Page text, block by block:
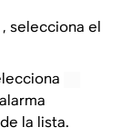
, selecciona el
la lista.